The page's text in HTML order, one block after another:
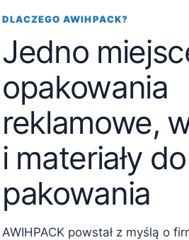
DLACZEGO AWIHPACK?
Jedno
opakowania
reklamowe,
i materiały do
pakowania
AWIHPACK powstał z myślą o